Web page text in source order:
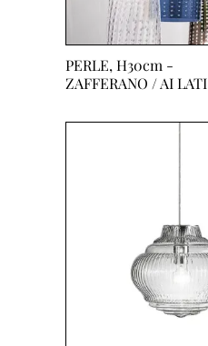
PERLE, H30cm -
ZAFFERANO / AI LATI